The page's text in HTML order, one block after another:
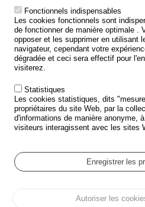
ÉTAT DE L’INSÉCURITÉ ROUTIÈRE
TRAITEMENT DES DONNÉES
LA ROUTE
ETUDES ET RECHERCHES
APPEL À PROJETS
POLITIQUE DE SÉCURITÉ ROUTIÈRE
Outils
AGENDA
GLOSSAIRE
Cookie settings
Protection des
Fonctionnels indispensables
Les cookies fonctionnels sont
de fonctionner de manière optimale .
opposer et les supprimer en utilisant
navigateur, cependant votre
dégradée et ceci sera effectif pour
visiterez.
Statistiques
Les cookies statistiques, dits
propriétaires du site Web, par la
d'informations de manière anonyme,
visiteurs interagissent avec les sites
Enregistrer les
Autoriser les